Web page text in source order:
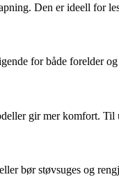
Den er ideell for
for både forelder
gir mer komfort.
bør støvsuges og